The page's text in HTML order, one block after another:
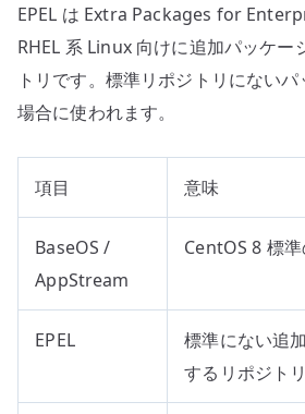
EPEL は Extra Packages for
RHEL 系 Linux 向けに追加パッケー
トリです。標準リポジトリにない
場合に使われます。
項目 意味
BaseOS /
AppStream
CentOS 8 標
EPEL
標準にない追
するリポジトリ